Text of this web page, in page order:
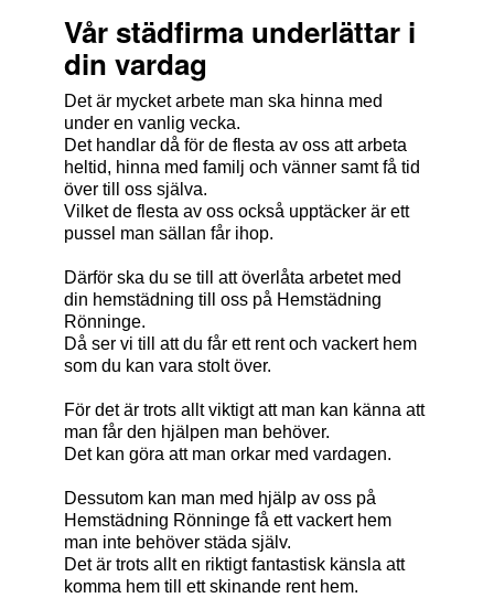
Vår städfirma underlättar i
din vardag
Det är mycket arbete man ska hinna med
under en vanlig vecka.
Det handlar då för de flesta av oss att arbeta
heltid, hinna med familj och vänner samt få tid
över till oss själva.
Vilket de flesta av oss också upptäcker är ett
pussel man sällan får ihop.
Därför ska du se till att överlåta arbetet med
din hemstädning till oss på Hemstädning
Rönninge.
Då ser vi till att du får ett rent och vackert hem
som du kan vara stolt över.
För det är trots allt viktigt att man kan känna att
man får den hjälpen man behöver.
Det kan göra att man orkar med vardagen.
Dessutom kan man med hjälp av oss på
Hemstädning Rönninge få ett vackert hem
man inte behöver städa själv.
Det är trots allt en riktigt fantastisk känsla att
komma hem till ett skinande rent hem.